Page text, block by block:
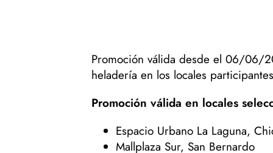
Promoción válida desde el 06/06/
heladería en los locales
Promoción válida en locales
Espacio Urbano La Laguna,
Mallplaza Sur, San Bernardo